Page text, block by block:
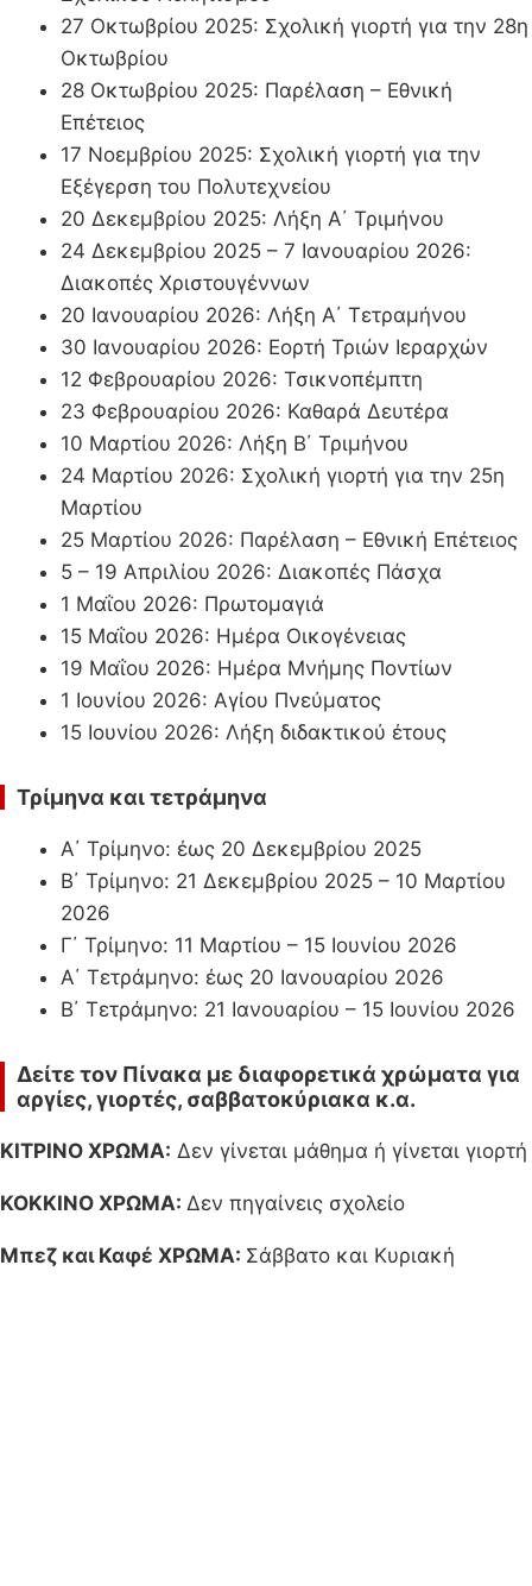
27 Οκτωβρίου 2025: Σχολική γιορτή για την 28η
Οκτωβρίου
28 Οκτωβρίου 2025: Παρέλαση – Εθνική
Επέτειος
17 Νοεμβρίου 2025: Σχολική γιορτή για την
Εξέγερση του Πολυτεχνείου
20 Δεκεμβρίου 2025: Λήξη Α΄ Τριμήνου
24 Δεκεμβρίου 2025 – 7 Ιανουαρίου 2026:
Διακοπές Χριστουγέννων
20 Ιανουαρίου 2026: Λήξη Α΄ Τετραμήνου
30 Ιανουαρίου 2026: Εορτή Τριών Ιεραρχών
12 Φεβρουαρίου 2026: Τσικνοπέμπτη
23 Φεβρουαρίου 2026: Καθαρά Δευτέρα
10 Μαρτίου 2026: Λήξη Β΄ Τριμήνου
24 Μαρτίου 2026: Σχολική γιορτή για την 25η
Μαρτίου
25 Μαρτίου 2026: Παρέλαση – Εθνική Επέτειος
5 – 19 Απριλίου 2026: Διακοπές Πάσχα
1 Μαΐου 2026: Πρωτομαγιά
15 Μαΐου 2026: Ημέρα Οικογένειας
19 Μαΐου 2026: Ημέρα Μνήμης Ποντίων
1 Ιουνίου 2026: Αγίου Πνεύματος
15 Ιουνίου 2026: Λήξη διδακτικού έτους
Τρίμηνα και τετράμηνα
Α΄ Τρίμηνο: έως 20 Δεκεμβρίου 2025
Β΄ Τρίμηνο: 21 Δεκεμβρίου 2025 – 10 Μαρτίου
2026
Γ΄ Τρίμηνο: 11 Μαρτίου – 15 Ιουνίου 2026
Α΄ Τετράμηνο: έως 20 Ιανουαρίου 2026
Β΄ Τετράμηνο: 21 Ιανουαρίου – 15 Ιουνίου 2026
Δείτε τον Πίνακα με διαφορετικά χρώματα για
αργίες, γιορτές, σαββατοκύριακα κ.α.
ΚΙΤΡΙΝΟ ΧΡΩΜΑ: Δεν γίνεται μάθημα ή γίνεται γιορτή
ΚΟΚΚΙΝΟ ΧΡΩΜΑ: Δεν πηγαίνεις σχολείο
Μπεζ και Καφέ ΧΡΩΜΑ: Σάββατο και Κυριακή